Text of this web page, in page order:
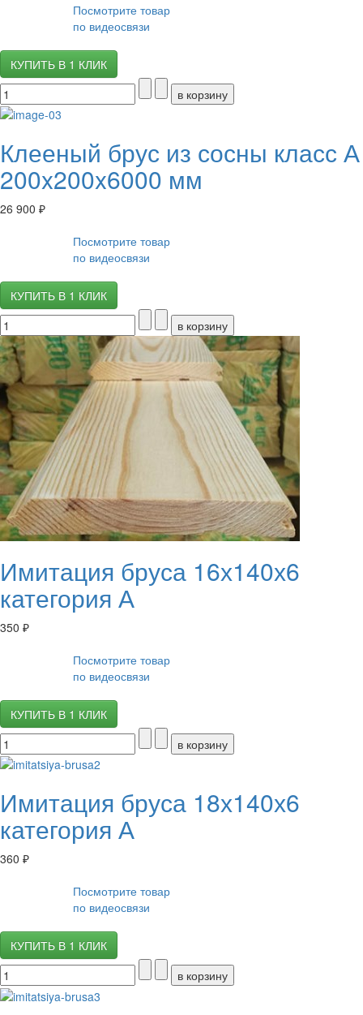
Посмотрите товар
по видеосвязи
КУПИТЬ В 1 КЛИК
Клееный брус из сосны класс А
200x200x6000 мм
26 900 ₽
Посмотрите товар
по видеосвязи
КУПИТЬ В 1 КЛИК
Имитация бруса 16х140х6
категория А
350 ₽
Посмотрите товар
по видеосвязи
КУПИТЬ В 1 КЛИК
Имитация бруса 18х140х6
категория А
360 ₽
Посмотрите товар
по видеосвязи
КУПИТЬ В 1 КЛИК